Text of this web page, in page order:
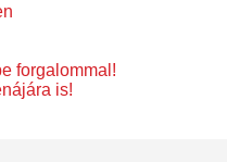
forgalommal!
is!